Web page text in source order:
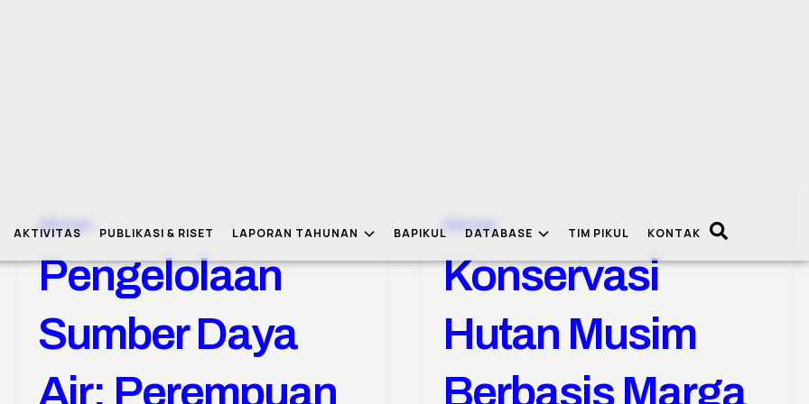
AKTIVITAS PUBLIKASI & RISET LAPORAN TAHUNAN BAPIKUL DATABASE TIM PIKUL KONTAK
Pengelolaan
Sumber Daya
Air: Perempuan
Konservasi
Hutan Musim
Berbasis Marga